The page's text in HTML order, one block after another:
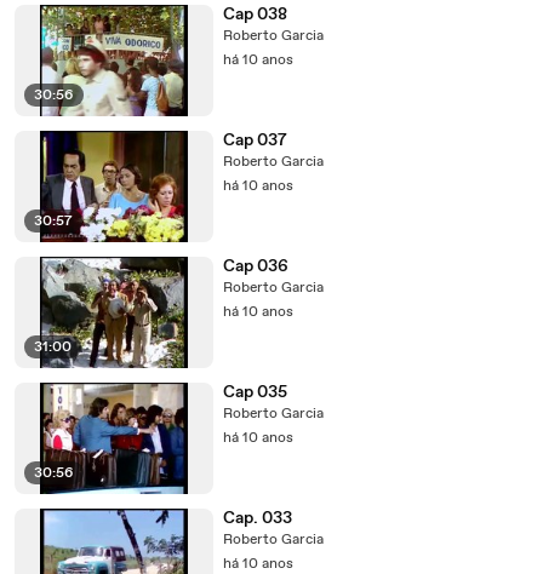
30:56
Cap 038
Roberto Garcia
há 10 anos
30:57
Cap 037
Roberto Garcia
há 10 anos
31:00
Cap 036
Roberto Garcia
há 10 anos
30:56
Cap 035
Roberto Garcia
há 10 anos
Cap. 033
Roberto Garcia
há 10 anos